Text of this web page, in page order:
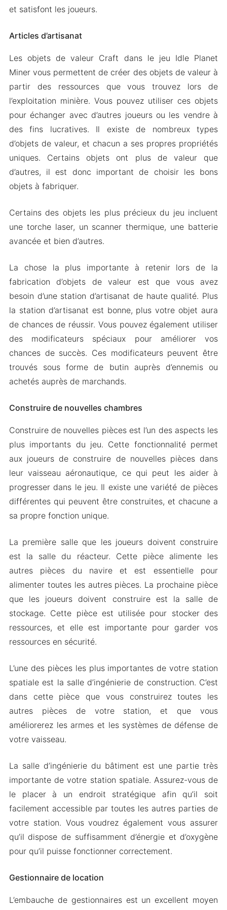
et satisfont les joueurs.
Articles d’artisanat
Les objets de valeur Craft dans le jeu Idle Planet
Miner vous permettent de créer des objets de valeur à
partir des ressources que vous trouvez lors de
l’exploitation minière. Vous pouvez utiliser ces objets
pour échanger avec d’autres joueurs ou les vendre à
des fins lucratives. Il existe de nombreux types
d’objets de valeur, et chacun a ses propres propriétés
uniques. Certains objets ont plus de valeur que
d’autres, il est donc important de choisir les bons
objets à fabriquer.
Certains des objets les plus précieux du jeu incluent
une torche laser, un scanner thermique, une batterie
avancée et bien d’autres.
La chose la plus importante à retenir lors de la
fabrication d’objets de valeur est que vous avez
besoin d’une station d’artisanat de haute qualité. Plus
la station d’artisanat est bonne, plus votre objet aura
de chances de réussir. Vous pouvez également utiliser
des modificateurs spéciaux pour améliorer vos
chances de succès. Ces modificateurs peuvent être
trouvés sous forme de butin auprès d’ennemis ou
achetés auprès de marchands.
Construire de nouvelles chambres
Construire de nouvelles pièces est l’un des aspects les
plus importants du jeu. Cette fonctionnalité permet
aux joueurs de construire de nouvelles pièces dans
leur vaisseau aéronautique, ce qui peut les aider à
progresser dans le jeu. Il existe une variété de pièces
différentes qui peuvent être construites, et chacune a
sa propre fonction unique.
La première salle que les joueurs doivent construire
est la salle du réacteur. Cette pièce alimente les
autres pièces du navire et est essentielle pour
alimenter toutes les autres pièces. La prochaine pièce
que les joueurs doivent construire est la salle de
stockage. Cette pièce est utilisée pour stocker des
ressources, et elle est importante pour garder vos
ressources en sécurité.
L’une des pièces les plus importantes de votre station
spatiale est la salle d’ingénierie de construction. C’est
dans cette pièce que vous construirez toutes les
autres pièces de votre station, et que vous
améliorerez les armes et les systèmes de défense de
votre vaisseau.
La salle d’ingénierie du bâtiment est une partie très
importante de votre station spatiale. Assurez-vous de
le placer à un endroit stratégique afin qu’il soit
facilement accessible par toutes les autres parties de
votre station. Vous voudrez également vous assurer
qu’il dispose de suffisamment d’énergie et d’oxygène
pour qu’il puisse fonctionner correctement.
Gestionnaire de location
L’embauche de gestionnaires est un excellent moyen